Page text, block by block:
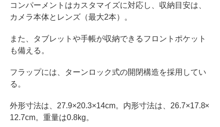
コンパーメントはカスタマイズに対応し、収納目安は、
カメラ本体とレンズ（最大2本）。
また、タブレットや手帳が収納できるフロントポケット
も備える。
フラップには、ターンロック式の開閉構造を採用してい
る。
外形寸法は、27.9×20.3×14cm。内形寸法は、26.7×17.8×
12.7cm。重量は0.8kg。